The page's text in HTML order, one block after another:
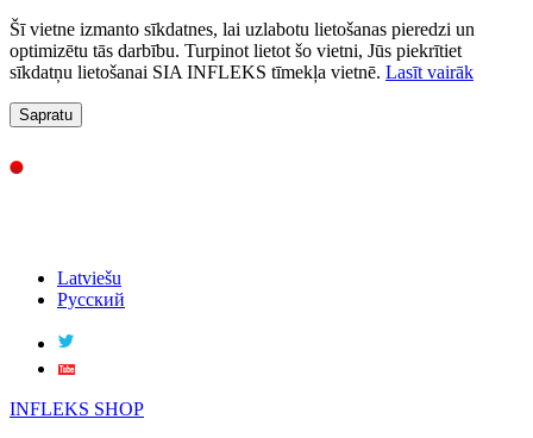
Šī vietne izmanto sīkdatnes, lai uzlabotu lietošanas pieredzi un
optimizētu tās darbību. Turpinot lietot šo vietni, Jūs piekrītiet
sīkdatņu lietošanai SIA INFLEKS tīmekļa vietnē. Lasīt vairāk
Sapratu
Latviešu
Русский
INFLEKS SHOP